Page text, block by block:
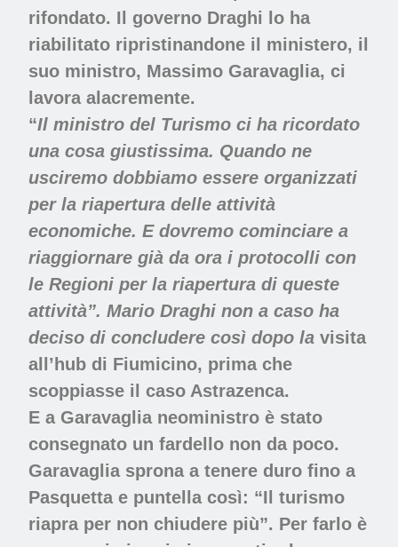
rifondato. Il governo Draghi lo ha
riabilitato ripristinandone il ministero, il
suo ministro, Massimo Garavaglia, ci
lavora alacremente.
“Il ministro del Turismo ci ha ricordato
una cosa giustissima. Quando ne
usciremo dobbiamo essere organizzati
per la riapertura delle attività
economiche. E dovremo cominciare a
riaggiornare già da ora i protocolli con
le Regioni per la riapertura di queste
attività”. Mario Draghi non a caso ha
deciso di concludere così dopo la visita
all’hub di Fiumicino, prima che
scoppiasse il caso Astrazenca.
E a Garavaglia neoministro è stato
consegnato un fardello non da poco.
Garavaglia sprona a tenere duro fino a
Pasquetta e puntella così: “Il turismo
riapra per non chiudere più”. Per farlo è